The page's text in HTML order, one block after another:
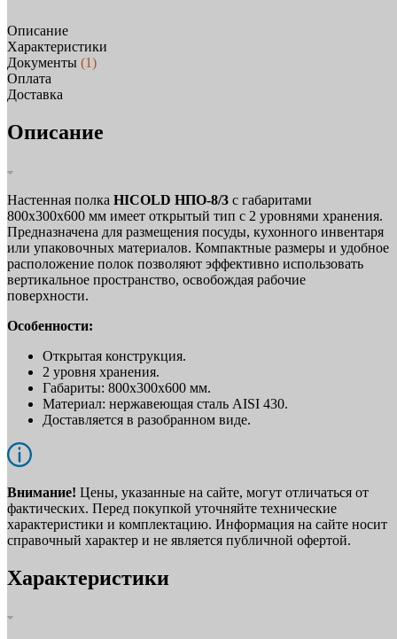
Описание
Характеристики
Документы (1)
Оплата
Доставка
Описание
Настенная полка HICOLD НПО-8/3 с габаритами
800х300х600 мм имеет открытый тип с 2 уровнями хранения.
Предназначена для размещения посуды, кухонного инвентаря
или упаковочных материалов. Компактные размеры и удобное
расположение полок позволяют эффективно использовать
вертикальное пространство, освобождая рабочие
поверхности.
Особенности:
Открытая конструкция.
2 уровня хранения.
Габариты: 800х300х600 мм.
Материал: нержавеющая сталь AISI 430.
Доставляется в разобранном виде.
Внимание! Цены, указанные на сайте, могут отличаться от
фактических. Перед покупкой уточняйте технические
характеристики и комплектацию. Информация на сайте носит
справочный характер и не является публичной офертой.
Характеристики